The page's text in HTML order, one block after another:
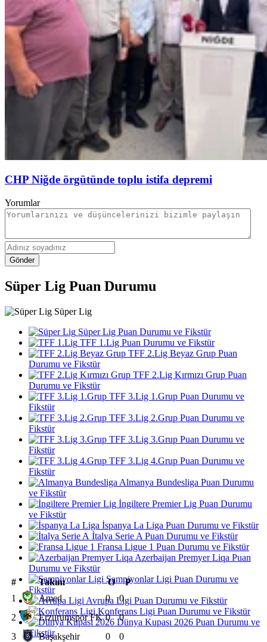
CHP Niğde örgütünde toplu istifa depremi
Yorumlar
Gönder
Süper Lig Puan Durumu
Süper Lig
Süper Lig Puan Durumu ve Fikstür
TFF 1.Lig Puan Durumu ve Fikstür
TFF 2.Lig Beyaz Grup Puan
Durumu ve Fikstür
TFF 2.Lig Kırmızı Grup Puan
Durumu ve Fikstür
TFF 3.Lig 1.Grup Puan Durumu ve
Fikstür
TFF 3.Lig 2.Grup Puan Durumu ve
Fikstür
TFF 3.Lig 3.Grup Puan Durumu ve
Fikstür
TFF 3.Lig 4.Grup Puan Durumu ve
Fikstür
Almanya Bundesliga Puan Durumu
ve Fikstür
İngiltere Premier Lig Puan Durumu
ve Fikstür
İspanya La Liga Puan Durumu ve Fikstür
İtalya Serie A Puan Durumu ve Fikstür
Fransa Ligue 1 Puan Durumu ve Fikstür
Azerbaijan Premyer Liqa Puan
Durumu ve Fikstür
Şampiyonlar Ligi Puan Durumu ve
Fikstür
Avrupa Ligi Puan Durumu ve Fikstür
Konferans Ligi Puan Durumu ve Fikstür
Dünya Kupası 2026 Puan Durumu ve
Fikstür
# Takım O
P
1
Amed 0
0
2
Erzurumspor FK 0
0
3
Başakşehir 0
0